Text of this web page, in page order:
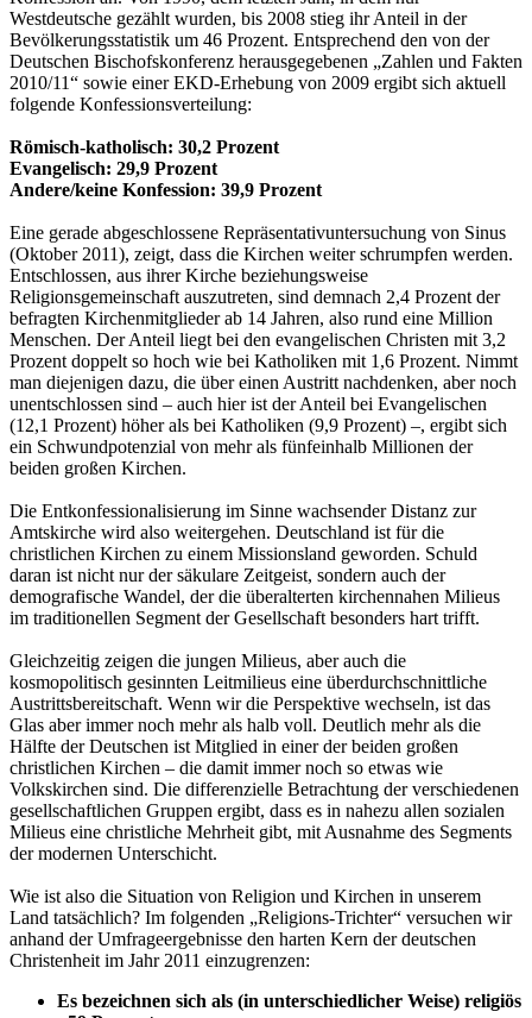
Westdeutsche gezählt wurden, bis 2008 stieg ihr Anteil in der
Bevölkerungsstatistik um 46 Prozent. Entsprechend den von der
Deutschen Bischofskonferenz herausgegebenen „Zahlen und Fakten
2010/11“ sowie einer EKD-Erhebung von 2009 ergibt sich aktuell
folgende Konfessionsverteilung:
Römisch-katholisch: 30,2 Prozent
Evangelisch: 29,9 Prozent
Andere/keine Konfession: 39,9 Prozent
Eine gerade abgeschlossene Repräsentativuntersuchung von Sinus
(Oktober 2011), zeigt, dass die Kirchen weiter schrumpfen werden.
Entschlossen, aus ihrer Kirche beziehungsweise
Religionsgemeinschaft auszutreten, sind demnach 2,4 Prozent der
befragten Kirchenmitglieder ab 14 Jahren, also rund eine Million
Menschen. Der Anteil liegt bei den evangelischen Christen mit 3,2
Prozent doppelt so hoch wie bei Katholiken mit 1,6 Prozent. Nimmt
man diejenigen dazu, die über einen Austritt nachdenken, aber noch
unentschlossen sind – auch hier ist der Anteil bei Evangelischen
(12,1 Prozent) höher als bei Katholiken (9,9 Prozent) –, ergibt sich
ein Schwundpotenzial von mehr als fünfeinhalb Millionen der
beiden großen Kirchen.
Die Entkonfessionalisierung im Sinne wachsender Distanz zur
Amtskirche wird also weitergehen. Deutschland ist für die
christlichen Kirchen zu einem Missionsland geworden. Schuld
daran ist nicht nur der säkulare Zeitgeist, sondern auch der
demografische Wandel, der die überalterten kirchennahen Milieus
im traditionellen Segment der Gesellschaft besonders hart trifft.
Gleichzeitig zeigen die jungen Milieus, aber auch die
kosmopolitisch gesinnten Leitmilieus eine überdurchschnittliche
Austrittsbereitschaft. Wenn wir die Perspektive wechseln, ist das
Glas aber immer noch mehr als halb voll. Deutlich mehr als die
Hälfte der Deutschen ist Mitglied in einer der beiden großen
christlichen Kirchen – die damit immer noch so etwas wie
Volkskirchen sind. Die differenzielle Betrachtung der verschiedenen
gesellschaftlichen Gruppen ergibt, dass es in nahezu allen sozialen
Milieus eine christliche Mehrheit gibt, mit Ausnahme des Segments
der modernen Unterschicht.
Wie ist also die Situation von Religion und Kirchen in unserem
Land tatsächlich? Im folgenden „Religions-Trichter“ versuchen wir
anhand der Umfrageergebnisse den harten Kern der deutschen
Christenheit im Jahr 2011 einzugrenzen:
Es bezeichnen sich als (in unterschiedlicher Weise) religiös